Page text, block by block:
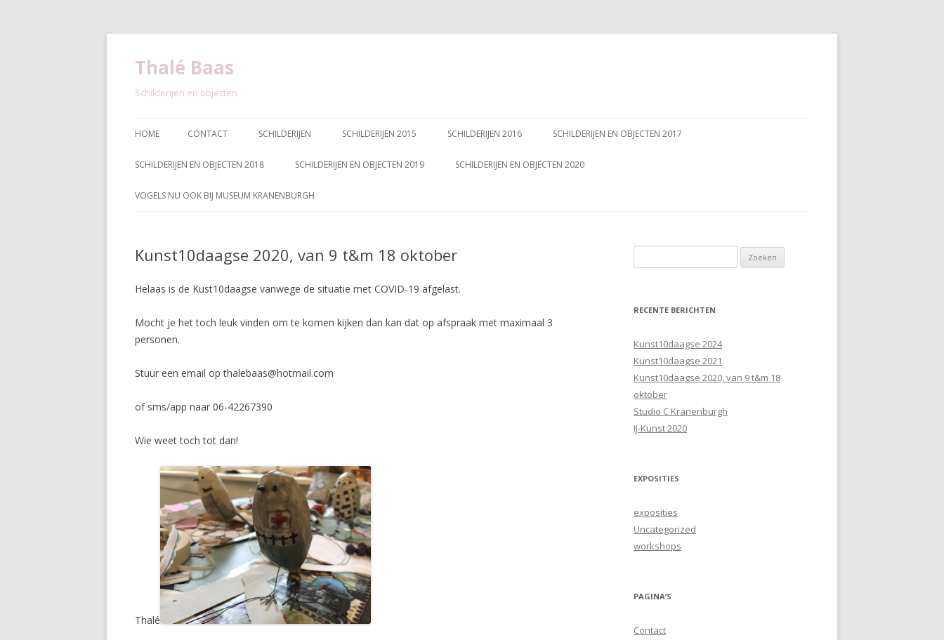
Thalé Baas
Schilderijen en objecten
naar
inhoud
HOME CONTACT SCHILDERIJEN SCHILDERIJEN 2015 SCHILDERIJEN 2016 SCHILDERIJEN EN OBJECTEN 2017
SCHILDERIJEN EN OBJECTEN 2018 SCHILDERIJEN EN OBJECTEN 2019 SCHILDERIJEN EN OBJECTEN 2020
VOGELS NU OOK BIJ MUSEUM KRANENBURGH
Kunst10daagse 2020, van 9 t&m 18 oktober
Helaas is de Kust10daagse vanwege de situatie met COVID-19 afgelast.
Mocht je het toch leuk vinden om te komen kijken dan kan dat op afspraak met maximaal 3
personen.
Stuur een email op thalebaas@hotmail.com
of sms/app naar 06-42267390
Wie weet toch tot dan!
Thalé
naar:
RECENTE BERICHTEN
Kunst10daagse 2024
Kunst10daagse 2021
Kunst10daagse 2020, van 9 t&m 18
oktober
Studio C Kranenburgh
IJ-Kunst 2020
EXPOSITIES
exposities
Uncategorized
workshops
PAGINA’S
Contact